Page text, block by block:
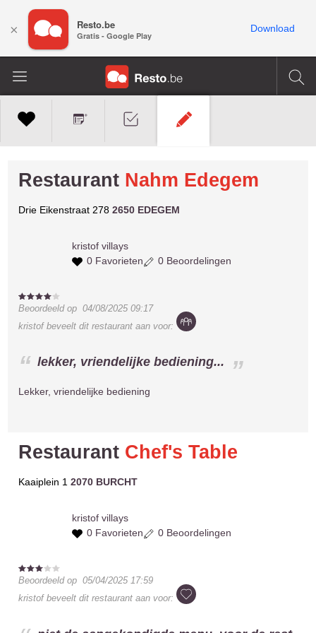
Restaurant Nahm Edegem
Drie Eikenstraat 2782650 EDEGEM
kristof villays
0 Favorieten
0 Beoordelingen
Beoordeeld op04/08/2025 09:17
kristofbeveelt dit restaurant aan voor:
lekker, vriendelijke bediening...
Lekker, vriendelijke bediening
Restaurant Chef's Table
Kaaiplein 1 2070 BURCHT
kristof villays
0 Favorieten
0 Beoordelingen
Beoordeeld op05/04/2025 17:59
kristof beveelt dit restaurant aan voor:
× Resto.be
Gratis - Google Play
Download